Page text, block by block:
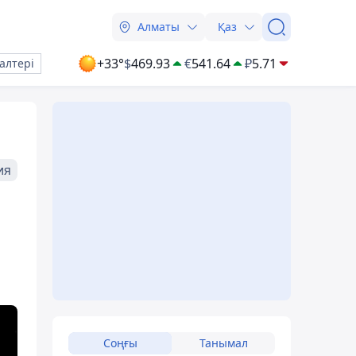
Алматы Қаз
+33°$469.93 €541.64 ₽5.71
Соңғы Танымал